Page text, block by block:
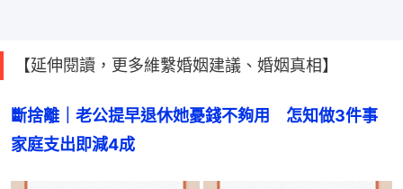
【延伸閱讀，更多維繫婚姻建議、婚姻真相】
斷捨離｜老公提早退休她憂錢不夠用　怎知做3件事
家庭支出即減4成